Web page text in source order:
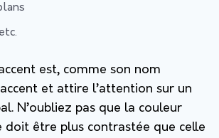
est, comme son nom
et attire l’attention sur un
N’oubliez pas que la couleur
doit être plus contrastée que celle